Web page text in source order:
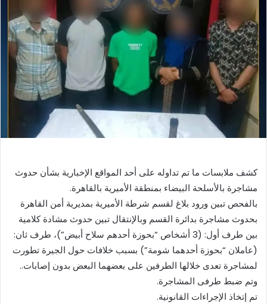
كشف ملابسات ما تم تداوله على أحد المواقع الإخبارية بشأن حدوث
مشاجرة بالأسلحة البيضاء بمنطقة الأميرية بالقاهرة.
بالفحص تبين ورود بلاغ لقسم شرطة الأميرية بمديرية أمن القاهرة
بحدوث مشاجرة بدائرة القسم وبالإنتقال تبين حدوث مشادة كلامية
بين طرف أول: (3 أشخاص “بحوزة أحدهم سلاح أبيض”)، طرف ثان:
(عاملان “بحوزة أحدهما شومة”) بسبب خلافات حول الجيرة تطورت
لمشاجرة تعدى خلالها الطرفين على بعضهما البعض بدون إصابات..
وتم ضبط طرفى المشاجرة.
تم إتخاذ الإجراءات القانونية.